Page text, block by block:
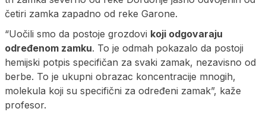
četiri zamka zapadno od reke Garone.
“Uočili smo da postoje grozdovi koji odgovaraju
određenom zamku. To je odmah pokazalo da postoji
hemijski potpis specifičan za svaki zamak, nezavisno od
berbe. To je ukupni obrazac koncentracije mnogih,
molekula koji su specifični za određeni zamak”, kaže
profesor.